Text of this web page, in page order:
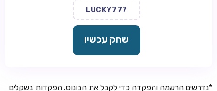
LUCKY777
שחק עכשיו
*נדרשים הרשמה והפקדה כדי לקבל את הבונוס. הפקדות בשקלים